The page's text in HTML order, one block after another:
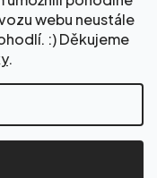
webu neustále
:) Děkujeme
.
zaplatíme
odpovědět do 24
. Všechna
cookies